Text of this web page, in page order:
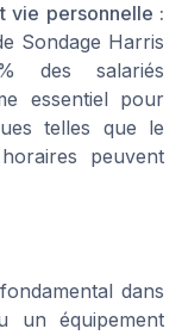
vie personnelle :
Sondage Harris
des salariés
essentiel pour
telles que le
peuvent
dans
un équipement